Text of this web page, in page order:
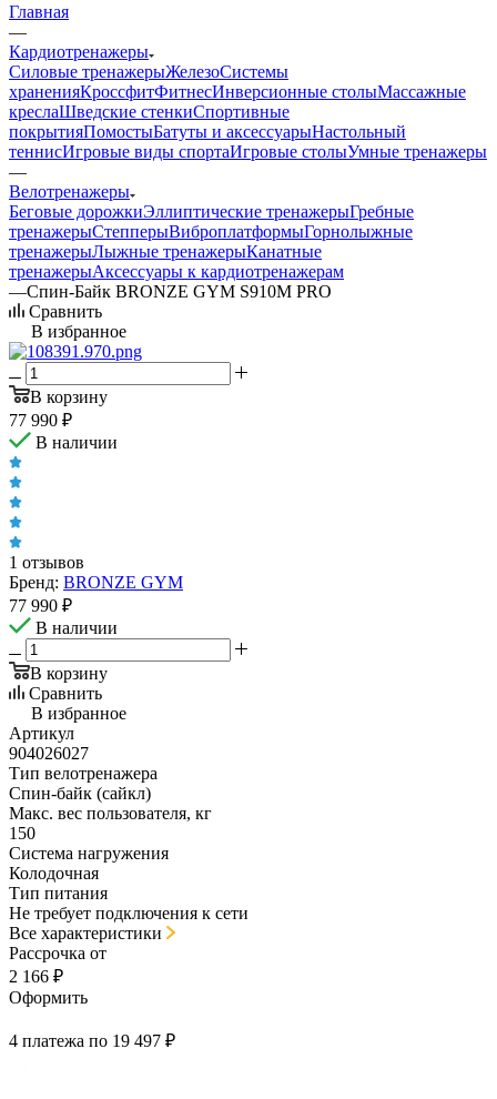
Главная
—
Кардиотренажеры
Силовые тренажерыЖелезоСистемы
храненияКроссфитФитнесИнверсионные столыМассажные
креслаШведские стенкиСпортивные
покрытияПомостыБатуты и аксессуарыНастольный
теннисИгровые виды спортаИгровые столыУмные тренажеры
—
Велотренажеры
Беговые дорожкиЭллиптические тренажерыГребные
тренажерыСтепперыВиброплатформыГорнолыжные
тренажерыЛыжные тренажерыКанатные
тренажерыАксессуары к кардиотренажерам
—Спин-Байк BRONZE GYM S910M PRO
Сравнить
В избранное
В корзину
77 990 ₽
В наличии
1 отзывов
Бренд: BRONZE GYM
77 990 ₽
В наличии
В корзину
Сравнить
В избранное
Артикул
904026027
Тип велотренажера
Спин-байк (сайкл)
Макс. вес пользователя, кг
150
Система нагружения
Колодочная
Тип питания
Не требует подключения к сети
Все характеристики
Рассрочка от
2 166 ₽
Оформить
4 платежа по 19 497 ₽